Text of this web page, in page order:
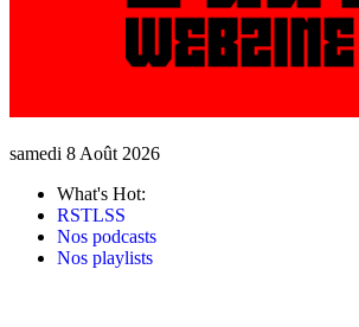
samedi 8 Août 2026
What's Hot:
RSTLSS
Nos podcasts
Nos playlists